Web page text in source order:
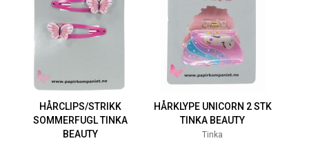
HÅRCLIPS/STRIKK
SOMMERFUGL TINKA
BEAUTY
HÅRKLYPE UNICORN 2 STK
TINKA BEAUTY
Tinka